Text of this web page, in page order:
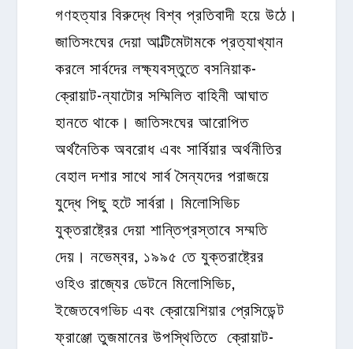
গণহত্যার বিরুদ্ধে বিশ্ব প্রতিবাদী হয়ে উঠে।
জাতিসংঘের দেয়া আল্টিমেটামকে প্রত্যাখ্যান
করলে সার্বদের লক্ষ্যবস্তুতে বসনিয়াক-
ক্রোয়াট-ন্যাটোর সম্মিলিত বাহিনী আঘাত
হানতে থাকে। জাতিসংঘের আরোপিত
অর্থনৈতিক অবরোধ এবং সার্বিয়ার অর্থনীতির
বেহাল দশার সাথে সার্ব সৈন্যদের পরাজয়ে
যুদ্ধে পিছু হটে সার্বরা। মিলোসিভিচ
যুক্তরাষ্ট্রের দেয়া শান্তিপ্রস্তাবে সম্মতি
দেয়। নভেম্বর, ১৯৯৫ তে যুক্তরাষ্ট্রের
ওহিও রাজ্যের ডেটনে মিলোসিভিচ,
ইজেতবেগভিচ এবং ক্রোয়েশিয়ার প্রেসিডেন্ট
ফ্রাঞ্জো তুজমানের উপস্থিতিতে ক্রোয়াট-